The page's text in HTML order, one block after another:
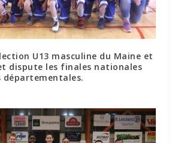
U13 masculine du Maine et
dispute les finales nationales
départementales.